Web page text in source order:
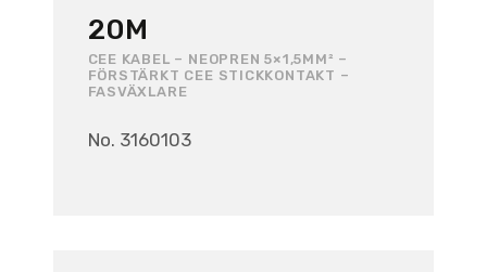
20M
CEE KABEL – NEOPREN 5×1,5MM² –
FÖRSTÄRKT CEE STICKKONTAKT –
FASVÄXLARE
No. 3160103